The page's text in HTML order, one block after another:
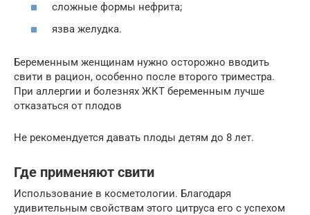
сложные формы нефрита;
язва желудка.
Беременным женщинам нужно осторожно вводить
свити в рацион, особенно после второго триместра.
При аллергии и болезнях ЖКТ беременным лучше
отказаться от плодов
Не рекомендуется давать плоды детям до 8 лет.
Где применяют свити
Использование в косметологии. Благодаря
удивительным свойствам этого цитруса его с успехом